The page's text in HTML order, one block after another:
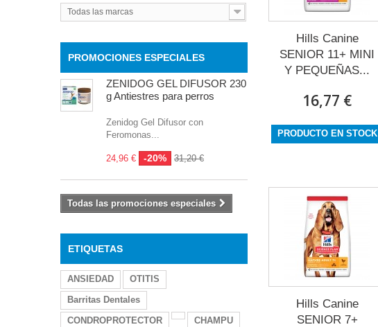
Todas las marcas
PROMOCIONES ESPECIALES
ZENIDOG GEL DIFUSOR 230
g Antiestres para perros
Zenidog Gel Difusor con
Feromonas...
24,96 € -20% 31,20 €
Todas las promociones especiales
ETIQUETAS
ANSIEDAD
OTITIS
Barritas Dentales
CONDROPROTECTOR
CHAMPU
Hills Canine
SENIOR 11+ MINI
Y PEQUEÑAS...
16,77 €
PRODUCTO EN STOCK
Hills Canine
SENIOR 7+